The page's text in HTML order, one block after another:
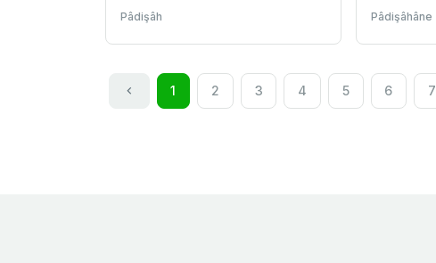
Pâdişâh Pâdişâhâne
1 2 3 4 5 6 7